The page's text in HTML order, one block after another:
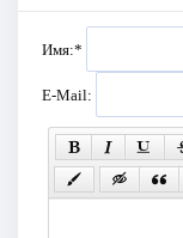
Имя:*
E-Mail: